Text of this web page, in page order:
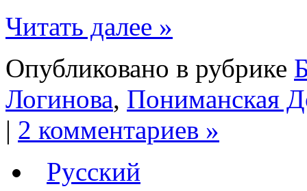
Читать далее »
Опубликовано в рубрике
Логинова, Пониманская
| 2 комментариев »
Русский